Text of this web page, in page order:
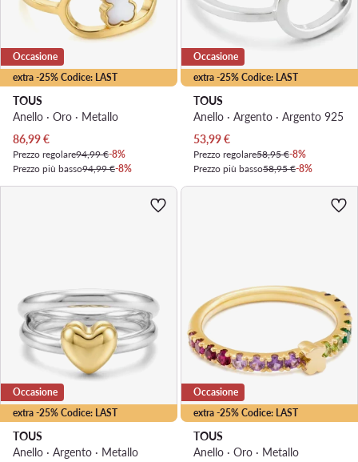
extra -25% Codice: LAST
Occasione
TOUS
Anello · Oro · Metallo
Prezzo attuale
86,99€
Prezzo regolare94,99 €-8%
Prezzo più basso94,99 €-8%
extra -25% Codice: LAST
Occasione
TOUS
Anello · Argento · Argento 925
Prezzo attuale
53,99€
Prezzo regolare58,95 €-8%
Prezzo più basso58,95 €-8%
extra -25% Codice: LAST
Occasione
TOUS
Anello · Argento · Metallo
extra -25% Codice: LAST
Occasione
TOUS
Anello · Oro · Metallo